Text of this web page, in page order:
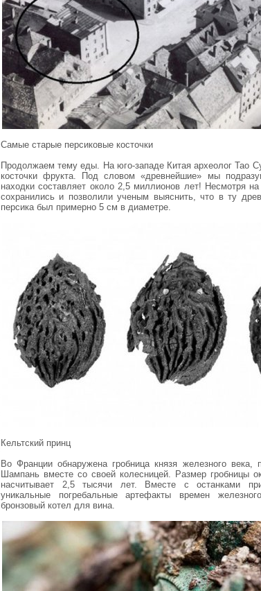
Самые старые персиковые косточки
Продолжаем тему еды. На юго-западе Китая археолог Тао
косточки фрукта. Под словом «древнейшие» мы
находки составляет около 2,5 миллионов лет! Несмотря на
сохранились и позволили ученым выяснить, что в ту
персика был примерно 5 см в диаметре.
Кельтский принц
Во Франции обнаружена гробница князя железного века,
Шампань вместе со своей колесницей. Размер гробницы
насчитывает 2,5 тысячи лет. Вместе с останками
уникальные погребальные артефакты времен
бронзовый котел для вина.